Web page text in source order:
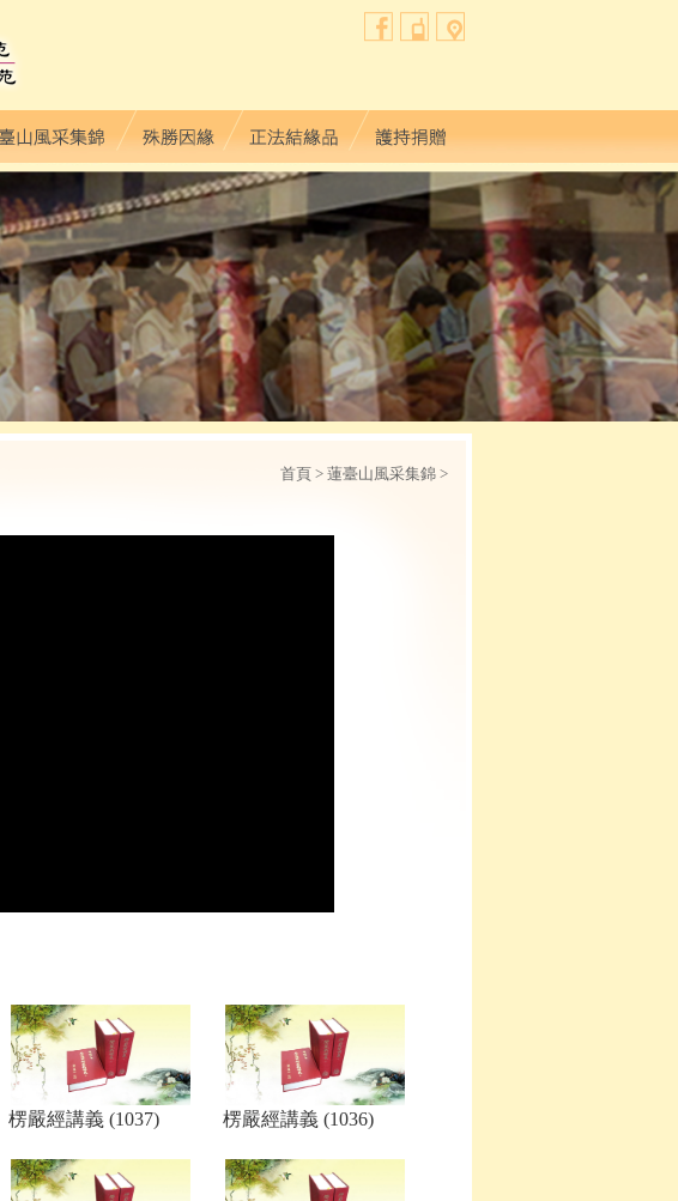
首頁 > 蓮臺山風采集錦 >
楞嚴經講義 (1037) 楞嚴經講義 (1036)